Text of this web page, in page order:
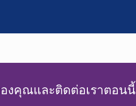
งคุณและติดต่อเราตอนนี้